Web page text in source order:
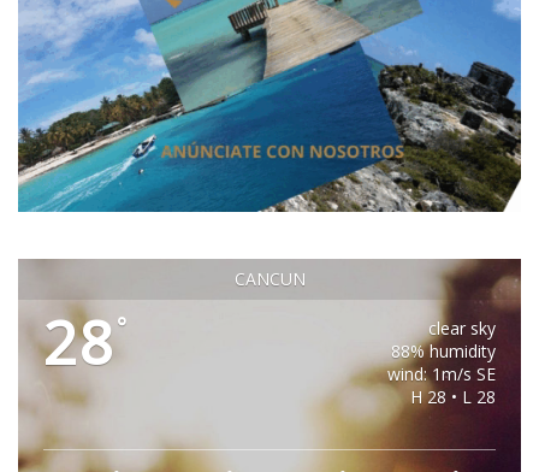
CANCUN
28°
clear sky
88% humidity
wind: 1m/s SE
H 28 • L 28